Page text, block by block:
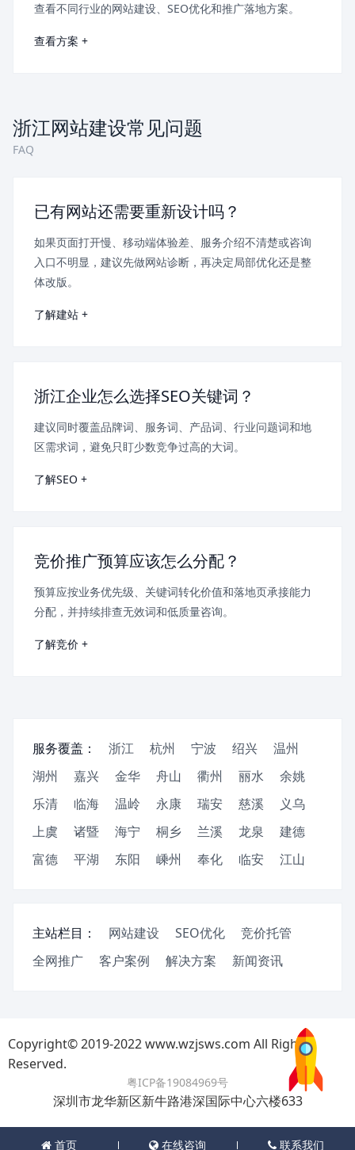
查看不同行业的网站建设、SEO优化和推广落地方案。
查看方案 +
浙江网站建设常见问题
FAQ
已有网站还需要重新设计吗？
如果页面打开慢、移动端体验差、服务介绍不清楚或咨询
入口不明显，建议先做网站诊断，再决定局部优化还是整
体改版。
了解建站 +
浙江企业怎么选择SEO关键词？
建议同时覆盖品牌词、服务词、产品词、行业问题词和地
区需求词，避免只盯少数竞争过高的大词。
了解SEO +
竞价推广预算应该怎么分配？
预算应按业务优先级、关键词转化价值和落地页承接能力
分配，并持续排查无效词和低质量咨询。
了解竞价 +
服务覆盖： 浙江 杭州 宁波 绍兴
温州
湖州
嘉兴 金华 舟山 衢州 丽水
余姚
乐清
临海 温岭 永康 瑞安 慈溪
义乌
上虞
诸暨 海宁 桐乡 兰溪 龙泉
建德
富德
平湖 东阳 嵊州 奉化 临安 江山
主站栏目： 网站建设 SEO优化
竞价托管
全网推广
客户案例 解决方案 新闻资讯
首页 在线咨询 联系我们
Copyright© 2019-2022 www.wzjsws.com All Rights
Reserved.
粤ICP备19084969号
深圳市龙华新区新牛路港深国际中心六楼633